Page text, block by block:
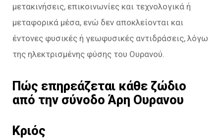
μετακινήσεις, επικοινωνίες και τεχνολογικά ή
μεταφορικά μέσα, ενώ δεν αποκλείονται και
έντονες φυσικές ή γεωφυσικές αντιδράσεις, λόγω
της ηλεκτρισμένης φύσης του Ουρανού.
Πώς επηρεάζεται κάθε ζώδιο
από την σύνοδο Άρη Ουρανου
Κριός